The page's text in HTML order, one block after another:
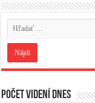
Počet videní dnes